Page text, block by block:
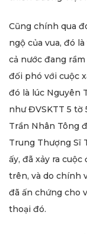
Cũng chính qua
ngộ của vua, đó
cả nước đang
đối phó với cuộc
đó là lúc Nguyên
như ĐVSKTT 5 tờ
Trần Nhân Tông
Trung Thượng Sĩ
ấy, đã xảy ra
trên, và do chính
đã ấn chứng cho
thoại đó.